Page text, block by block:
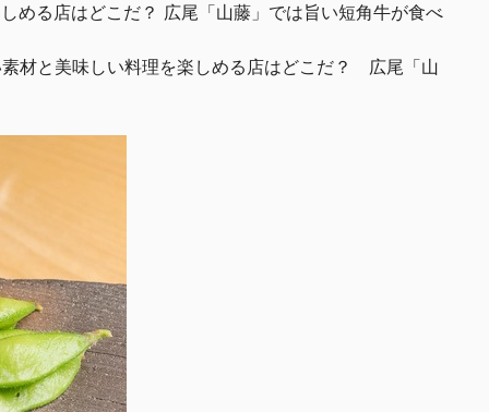
める店はどこだ？ 広尾「山藤」では旨い短角牛が食べ